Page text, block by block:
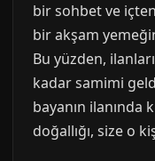
bir sohbet ve
bir akşam
Bu yüzden,
kadar samimi
bayanın ilanında
doğallığı, size o